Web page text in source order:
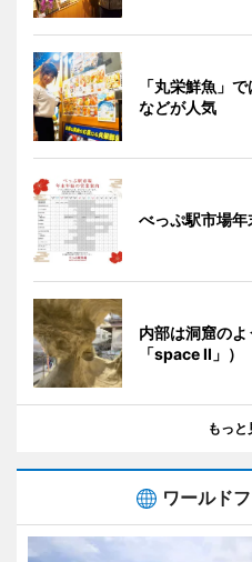
「丸栄鮮魚」
などが人気
べっぷ駅市場
内部は洞窟の
「space II」）
もっと
ワールド